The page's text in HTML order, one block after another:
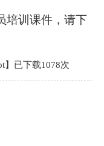
培训课件，请下
】已下载1078次